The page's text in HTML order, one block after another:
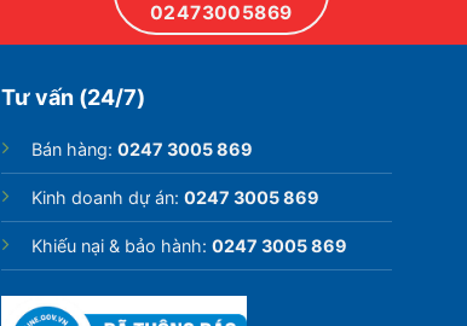
02473005869
Tư vấn (24/7)
Bán hàng: 0247 3005 869
Kinh doanh dự án: 0247 3005 869
Khiếu nại & bảo hành: 0247 3005 869